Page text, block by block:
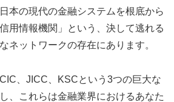
本の現代の金融システムを根底から
用情報機関」という、決して逃れる
ネットワークの存在にあります。
、JICC、KSCという3つの巨大な
、これらは金融業界におけるあなた